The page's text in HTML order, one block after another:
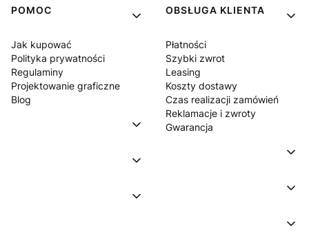
POMOC
Jak kupować
Polityka prywatności
Regulaminy
Projektowanie graficzne
Blog
OBSŁUGA KLIENTA
Płatności
Szybki zwrot
Leasing
Koszty dostawy
Czas realizacji zamówień
Reklamacje i zwroty
Gwarancja